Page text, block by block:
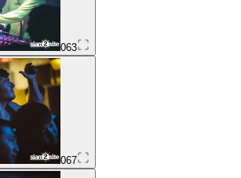
063
067